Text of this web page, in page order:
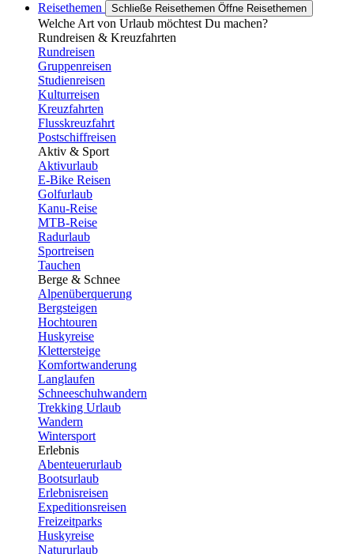
Reisethemen
Schließe Reisethemen Öffne Reisethemen
Welche Art von Urlaub möchtest Du machen?
Rundreisen & Kreuzfahrten
Rundreisen
Gruppenreisen
Studienreisen
Kulturreisen
Kreuzfahrten
Flusskreuzfahrt
Postschiffreisen
Aktiv & Sport
Aktivurlaub
E-Bike Reisen
Golfurlaub
Kanu-Reise
MTB-Reise
Radurlaub
Sportreisen
Tauchen
Berge & Schnee
Alpenüberquerung
Bergsteigen
Hochtouren
Huskyreise
Klettersteige
Komfortwanderung
Langlaufen
Schneeschuhwandern
Trekking Urlaub
Wandern
Wintersport
Erlebnis
Abenteuerurlaub
Bootsurlaub
Erlebnisreisen
Expeditionsreisen
Freizeitparks
Huskyreise
Natururlaub